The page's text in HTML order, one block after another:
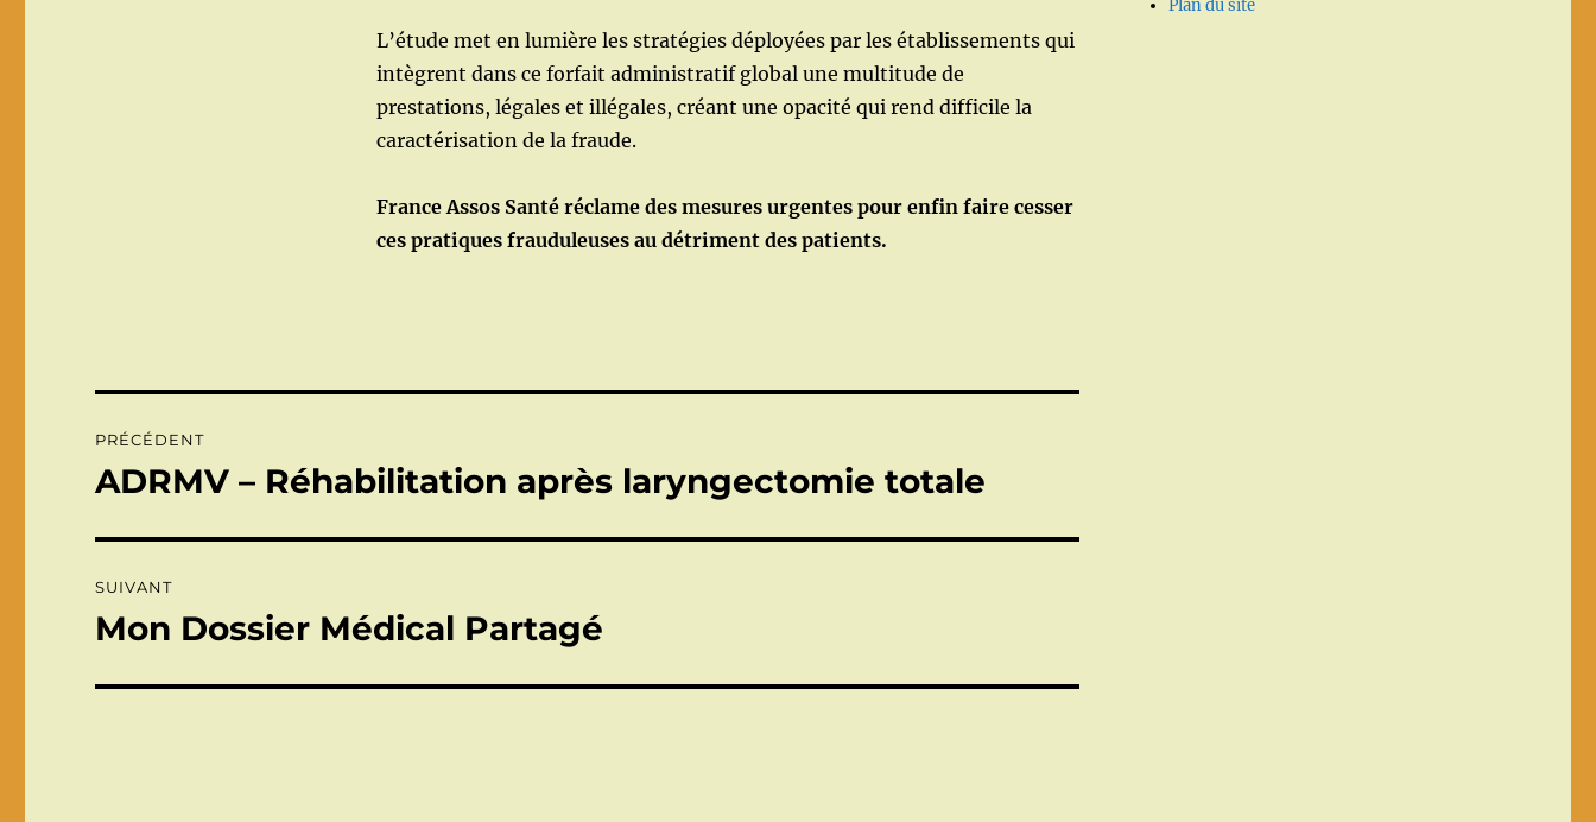
L’étude met en lumière les stratégies déployées par les établissements qui
intègrent dans ce forfait administratif global une multitude de
prestations, légales et illégales, créant une opacité qui rend difficile la
caractérisation de la fraude.
France Assos Santé réclame des mesures urgentes pour enfin faire cesser
ces pratiques frauduleuses au détriment des patients.
de
PRÉCÉDENT
Publication
ADRMV – Réhabilitation après laryngectomie totale
SUIVANT
Publication
Mon Dossier Médical Partagé
Plan du site